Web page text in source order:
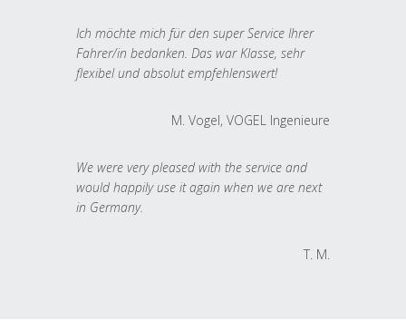
Ich möchte mich für den super Service Ihrer
Fahrer/in bedanken. Das war Klasse, sehr
flexibel und absolut empfehlenswert!
M. Vogel, VOGEL Ingenieure
We were very pleased with the service and
would happily use it again when we are next
in Germany.
T. M.